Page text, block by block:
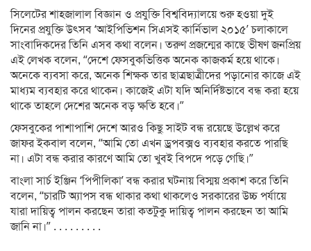
সিলেটের শাহজালাল বিজ্ঞান ও প্রযুক্তি বিশ্ববিদ্যালয়ে শুরু হওয়া দুই
দিনের প্রযুক্তি উৎসব ‘আইপিভিশন সিএসই কার্নিভাল ২০১৫’ চলাকালে
সাংবাদিকদের তিনি এসব কথা বলেন। তরুণ প্রজন্মের কাছে ভীষণ জনপ্রিয়
এই লেখক বলেন, “দেশে ফেসবুকভিত্তিক অনেক কাজকর্ম হয়ে থাকে।
অনেকে ব্যবসা করে, অনেক শিক্ষক তার ছাত্রছাত্রীদের পড়ানোর কাজে এই
মাধ্যম ব্যবহার করে থাকেন। কাজেই এটা যদি অনির্দিষ্টভাবে বন্ধ করা হয়ে
থাকে তাহলে দেশের অনেক বড় ক্ষতি হবে।”
ফেসবুকের পাশাপাশি দেশে আরও কিছু সাইট বন্ধ রয়েছে উল্লেখ করে
জাফর ইকবাল বলেন, “আমি তো এখন ড্রপবক্সও ব্যবহার করতে পারছি
না। এটা বন্ধ করার কারণে আমি তো খুবই বিপদে পড়ে গেছি।”
বাংলা সার্চ ইঞ্জিন ‘পিপীলিকা’ বন্ধ করার ঘটনায় বিস্ময় প্রকাশ করে তিনি
বলেন, “চারটি অ্যাপস বন্ধ থাকার কথা থাকলেও সরকারের উচ্চ পর্যায়ে
যারা দায়িত্ব পালন করছেন তারা কতটুকু দায়িত্ব পালন করছেন তা আমি
জানি না।” . . . . . . . . .